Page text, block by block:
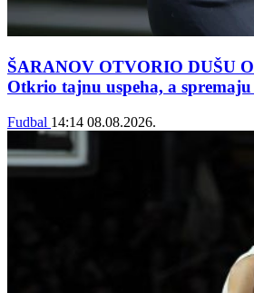
ŠARANOV OTVORIO DUŠU
Otkrio tajnu uspeha, a spremaju
Fudbal 14:14 08.08.2026.